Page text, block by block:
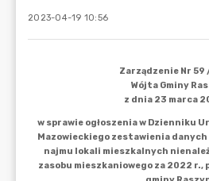
2023-04-19 10:56